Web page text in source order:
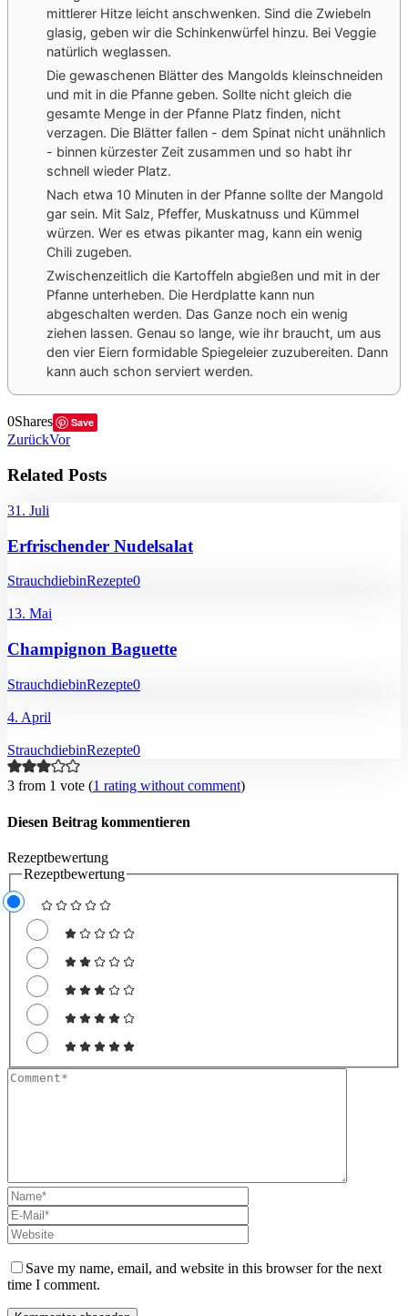
mittlerer Hitze leicht anschwenken. Sind die Zwiebeln
glasig, geben wir die Schinkenwürfel hinzu. Bei Veggie
natürlich weglassen.
Die gewaschenen Blätter des Mangolds kleinschneiden
und mit in die Pfanne geben. Sollte nicht gleich die
gesamte Menge in der Pfanne Platz finden, nicht
verzagen. Die Blätter fallen - dem Spinat nicht unähnlich
- binnen kürzester Zeit zusammen und so habt ihr
schnell wieder Platz.
Nach etwa 10 Minuten in der Pfanne sollte der Mangold
gar sein. Mit Salz, Pfeffer, Muskatnuss und Kümmel
würzen. Wer es etwas pikanter mag, kann ein wenig
Chili zugeben.
Zwischenzeitlich die Kartoffeln abgießen und mit in der
Pfanne unterheben. Die Herdplatte kann nun
abgeschalten werden. Das Ganze noch ein wenig
ziehen lassen. Genau so lange, wie ihr braucht, um aus
den vier Eiern formidable Spiegeleier zuzubereiten. Dann
kann auch schon serviert werden.
0Shares Save
ZurückVor
Related Posts
31. Juli
Erfrischender Nudelsalat
StrauchdiebinRezepte0
13. Mai
Champignon Baguette
StrauchdiebinRezepte0
4. April
StrauchdiebinRezepte0
3 from 1 vote (1 rating without comment)
Diesen Beitrag kommentieren
Rezeptbewertung
Rezeptbewertung
Save my name, email, and website in this browser for the next
time I comment.